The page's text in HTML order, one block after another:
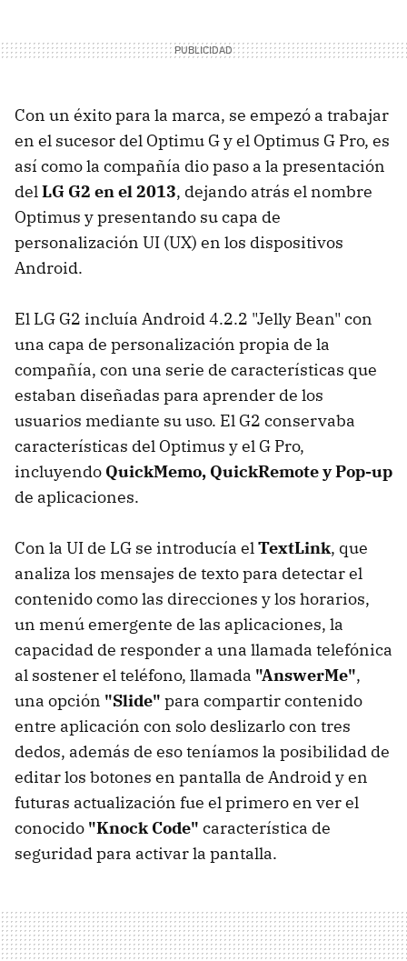
Con un éxito para la marca, se empezó a trabajar
en el sucesor del Optimu G y el Optimus G Pro, es
así como la compañía dio paso a la presentación
delLG G2 en el 2013, dejando atrás el nombre
Optimus y presentando su capa de
personalización UI (UX) en los dispositivos
Android.
El LG G2 incluía Android 4.2.2 "Jelly Bean" con
una capa de personalización propia de la
compañía, con una serie de características que
estaban diseñadas para aprender de los
usuarios mediante su uso. El G2 conservaba
características del Optimus y el G Pro,
incluyendo QuickMemo, QuickRemote y Pop-up
de aplicaciones.
Con la UI de LG se introducía elTextLink, que
analiza los mensajes de texto para detectar el
contenido como las direcciones y los horarios,
un menú emergente de las aplicaciones, la
capacidad de responder a una llamada telefónica
al sostener el teléfono, llamada "AnswerMe",
una opción "Slide" para compartir contenido
entre aplicación con solo deslizarlo con tres
dedos, además de eso teníamos la posibilidad de
editar los botones en pantalla de Android y en
futuras actualización fue el primero en ver el
conocido "Knock Code" característica de
seguridad para activar la pantalla.